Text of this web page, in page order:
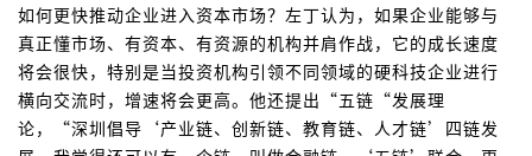
如何更快推动企业进入资本市场？左丁认为，如果企业能够与
真正懂市场、有资本、有资源的机构并肩作战，它的成长速度
将会很快，特别是当投资机构引领不同领域的硬科技企业进行
横向交流时，增速将会更高。他还提出“五链“发展理
论，“深圳倡导‘产业链、创新链、教育链、人才链’四链发